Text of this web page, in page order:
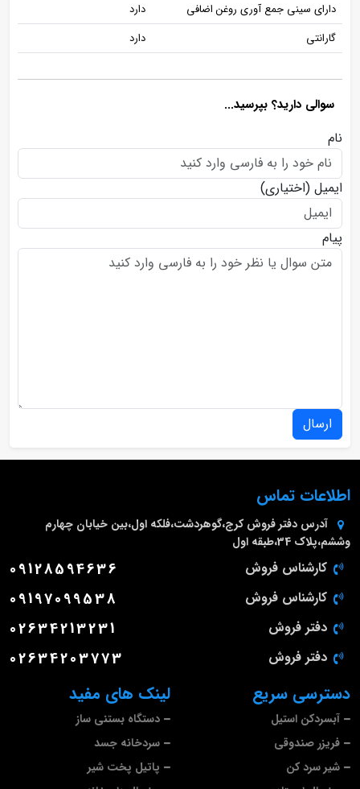
دارای سینی جمع آوری روغن اضافی
دارد
گارانتی
دارد
سوالی دارید؟ بپرسید...
نام
ایمیل (اختیاری)
پیام
ارسال
لینک های مفید
دستگاه بستنی ساز
سردخانه جسد
پاتیل پخت شیر
دسترسی سریع
آبسردکن استیل
فریزر صندوقی
شیر سرد کن
اطلاعات تماس
آدرس دفتر فروش کرج،گوهردشت،فلکه اول،بین خیابان چهارم
وششم،پلاک 34،طبقه اول
کارشناس فروش 09128594636
کارشناس فروش 09197099538
دفتر فروش 02634213231
دفتر فروش 02634203773